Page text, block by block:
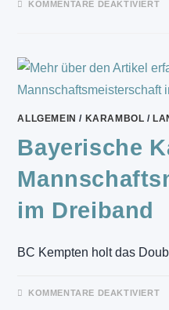
KOMMENTARE DEAKTIVIERT
ALLGEMEIN / KARAMBOL /
Bayerische
im Dreiband
BC Kempten holt das
KOMMENTARE DEAKTIVIERT